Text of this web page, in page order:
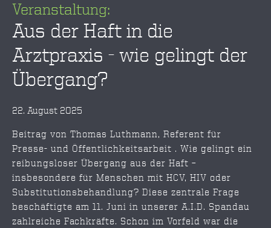
Veranstaltung:
Aus der Haft in die
Arztpraxis - wie gelingt der
Übergang?
22. August 2025
Beitrag von Thomas Luthmann, Referent für
Presse- und Öffentlichkeitsarbeit . Wie gelingt ein
reibungsloser Übergang aus der Haft –
insbesondere für Menschen mit HCV, HIV oder
Substitutionsbehandlung? Diese zentrale Frage
beschäftigte am 11. Juni in unserer A.I.D. Spandau
zahlreiche Fachkräfte. Schon im Vorfeld war die